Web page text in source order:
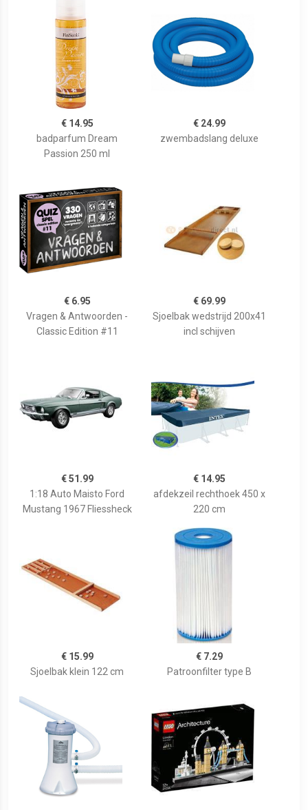
€ 14.95
badparfum Dream
Passion 250 ml
€ 24.99
zwembadslang deluxe
€ 6.95
Vragen & Antwoorden -
Classic Edition #11
€ 69.99
Sjoelbak wedstrijd 200x41
incl schijven
€ 51.99
1:18 Auto Maisto Ford
Mustang 1967 Fliessheck
€ 14.95
afdekzeil rechthoek 450 x
220 cm
€ 15.99
Sjoelbak klein 122 cm
€ 7.29
Patroonfilter type B